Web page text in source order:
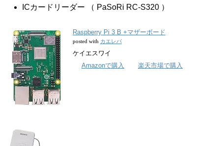
ICカードリーダー （ PaSoRi RC-S320 ）
Raspberry Pi 3 B +マザーボード
posted with カエレバ
ケイエスワイ
Amazonで購入
楽天市場で購入